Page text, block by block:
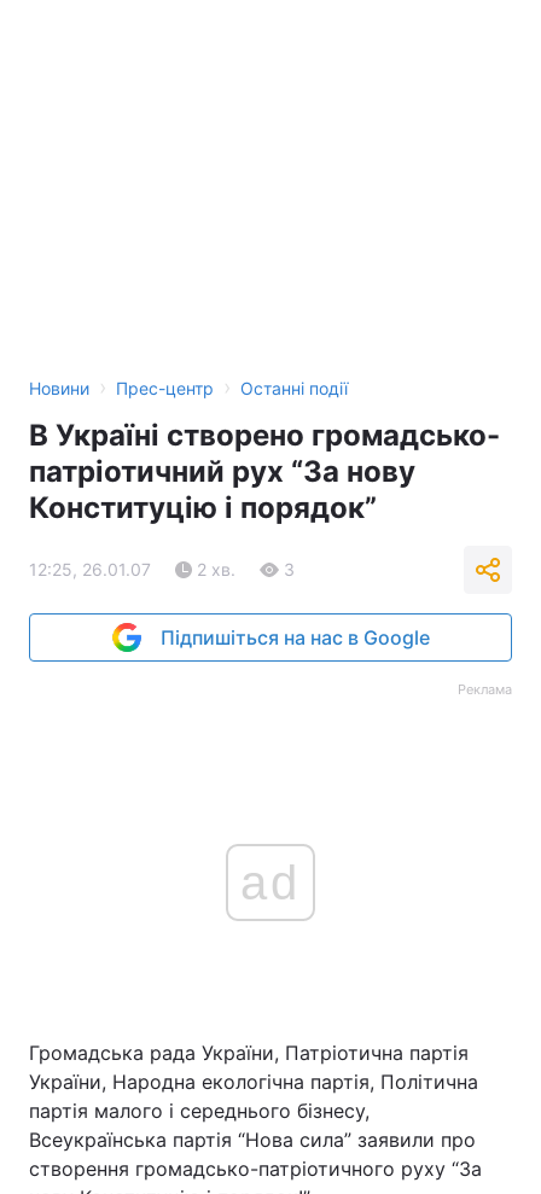
Новини › Прес-центр › Останні події
В Україні створено громадсько-
патріотичний рух “За нову
Конституцію і порядок”
12:25, 26.01.07 2 хв. 3
Підпишіться на нас в Google
Реклама
ad
Громадська рада України, Патріотична партія
України, Народна екологічна партія, Політична
партія малого і середнього бізнесу,
Всеукраїнська партія “Нова сила” заявили про
створення громадсько-патріотичного руху “За